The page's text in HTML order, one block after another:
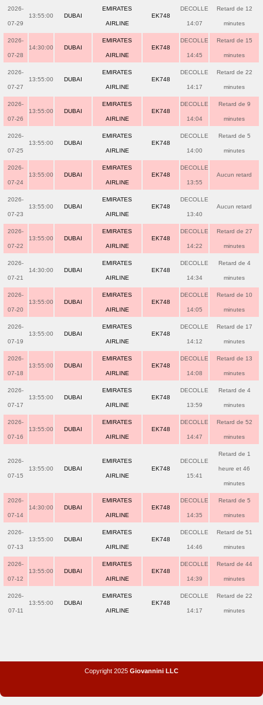
2026-
07-29
13:55:00 DUBAI
EMIRATES
AIRLINE
EK748
DECOLLE
14:07
Retard de 12
minutes
2026-
07-28
14:30:00 DUBAI
EMIRATES
AIRLINE
EK748
DECOLLE
14:45
Retard de 15
minutes
2026-
07-27
13:55:00 DUBAI
EMIRATES
AIRLINE
EK748
DECOLLE
14:17
Retard de 22
minutes
2026-
07-26
13:55:00 DUBAI
EMIRATES
AIRLINE
EK748
DECOLLE
14:04
Retard de 9
minutes
2026-
07-25
13:55:00 DUBAI
EMIRATES
AIRLINE
EK748
DECOLLE
14:00
Retard de 5
minutes
2026-
07-24
13:55:00 DUBAI
EMIRATES
AIRLINE
EK748
DECOLLE
13:55
Aucun retard
2026-
07-23
13:55:00 DUBAI
EMIRATES
AIRLINE
EK748
DECOLLE
13:40
Aucun retard
2026-
07-22
13:55:00 DUBAI
EMIRATES
AIRLINE
EK748
DECOLLE
14:22
Retard de 27
minutes
2026-
07-21
14:30:00 DUBAI
EMIRATES
AIRLINE
EK748
DECOLLE
14:34
Retard de 4
minutes
2026-
07-20
13:55:00 DUBAI
EMIRATES
AIRLINE
EK748
DECOLLE
14:05
Retard de 10
minutes
2026-
07-19
13:55:00 DUBAI
EMIRATES
AIRLINE
EK748
DECOLLE
14:12
Retard de 17
minutes
2026-
07-18
13:55:00 DUBAI
EMIRATES
AIRLINE
EK748
DECOLLE
14:08
Retard de 13
minutes
2026-
07-17
13:55:00 DUBAI
EMIRATES
AIRLINE
EK748
DECOLLE
13:59
Retard de 4
minutes
2026-
07-16
13:55:00 DUBAI
EMIRATES
AIRLINE
EK748
DECOLLE
14:47
Retard de 52
minutes
2026-
07-15
13:55:00 DUBAI
EMIRATES
AIRLINE
EK748
DECOLLE
15:41
Retard de 1
heure et 46
minutes
2026-
07-14
14:30:00 DUBAI
EMIRATES
AIRLINE
EK748
DECOLLE
14:35
Retard de 5
minutes
2026-
07-13
13:55:00 DUBAI
EMIRATES
AIRLINE
EK748
DECOLLE
14:46
Retard de 51
minutes
2026-
07-12
13:55:00 DUBAI
EMIRATES
AIRLINE
EK748
DECOLLE
14:39
Retard de 44
minutes
2026-
07-11
13:55:00 DUBAI
EMIRATES
AIRLINE
EK748
DECOLLE
14:17
Retard de 22
minutes
Copyright 2025 Giovannini LLC